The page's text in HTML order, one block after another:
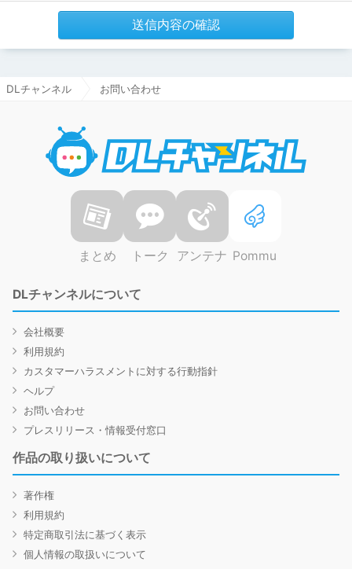
送信内容の確認
DLチャンネル お問い合わせ
まとめ トーク アンテナ Pommu
DLチャンネルについて
会社概要
利用規約
カスタマーハラスメントに対する行動指針
ヘルプ
お問い合わせ
プレスリリース・情報受付窓口
作品の取り扱いについて
著作権
利用規約
特定商取引法に基づく表示
個人情報の取扱いについて